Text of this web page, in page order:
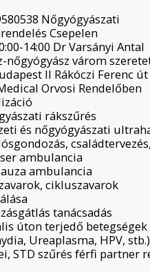
Nőgyógyászati
Csepelen
14:00 Dr Varsányi Antal
nőgyógyász várom
II Rákóczi Ferenc út
Orvosi Rendelőben
rákszűrés
és nőgyógyászati
ambulancia
ambulancia
cikluszavarok
tanácsadás
úton terjedő betegségek
Ureaplasma, HPV, stb.)
STD szűrés férfi partner